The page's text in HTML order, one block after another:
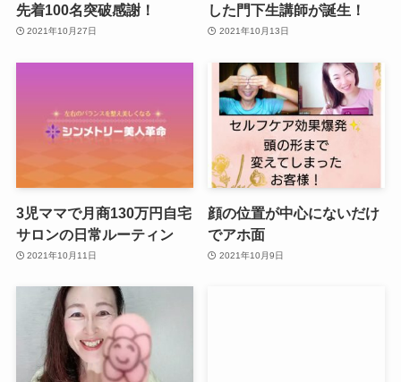
先着100名突破感謝！
2021年10月27日
した門下生講師が誕生！
2021年10月13日
3児ママで月商130万円自宅
サロンの日常ルーティン
2021年10月11日
顔の位置が中心にないだけ
でアホ面
2021年10月9日